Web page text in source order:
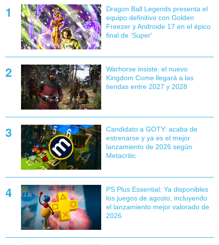
Dragon Ball Legends presenta el
equipo definitivo con Golden
Freezer y Androide 17 en el épico
final de 'Super'
Warhorse insiste: el nuevo
Kingdom Come llegará a las
tiendas entre 2027 y 2028
Candidato a GOTY: acaba de
estrenarse y ya es el mejor
lanzamiento de 2026 según
Metacritic
PS Plus Essential: Ya disponibles
los juegos de agosto, incluyendo
el lanzamiento mejor valorado de
2026